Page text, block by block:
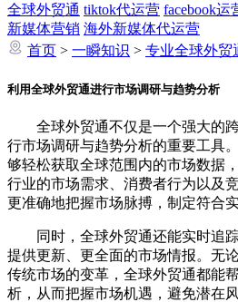
全球外贸通 tiktok代运营 facebook运
新媒体营销 海外新媒体代运营
首页 > 一瞬知识 > 专业全球外贸
利用全球外贸通进行市场调研与趋势分析
全球外贸通不仅是一个强大的跨
行市场调研与趋势分析的重要工具
够轻松获取全球范围内的市场数据
行业的市场需求、消费者行为以及
更准确地把握市场脉搏，制定符合
同时，全球外贸通还能实时追踪
提供更新、更全面的市场情报。无
传统市场的变革，全球外贸通都能
析，从而把握市场机遇，避免潜在风